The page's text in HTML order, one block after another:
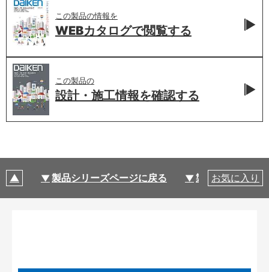
この製品の情報を
WEBカタログで閲覧する
この製品の
設計・施工情報を確認する
製品シリーズページに戻る 製品仕様
お気に入り